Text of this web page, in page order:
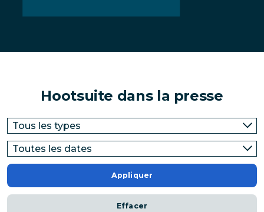
Hootsuite dans la presse
Appliquer
Effacer